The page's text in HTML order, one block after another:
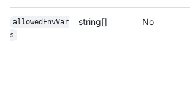
allowedEnvVar
s
string[] No